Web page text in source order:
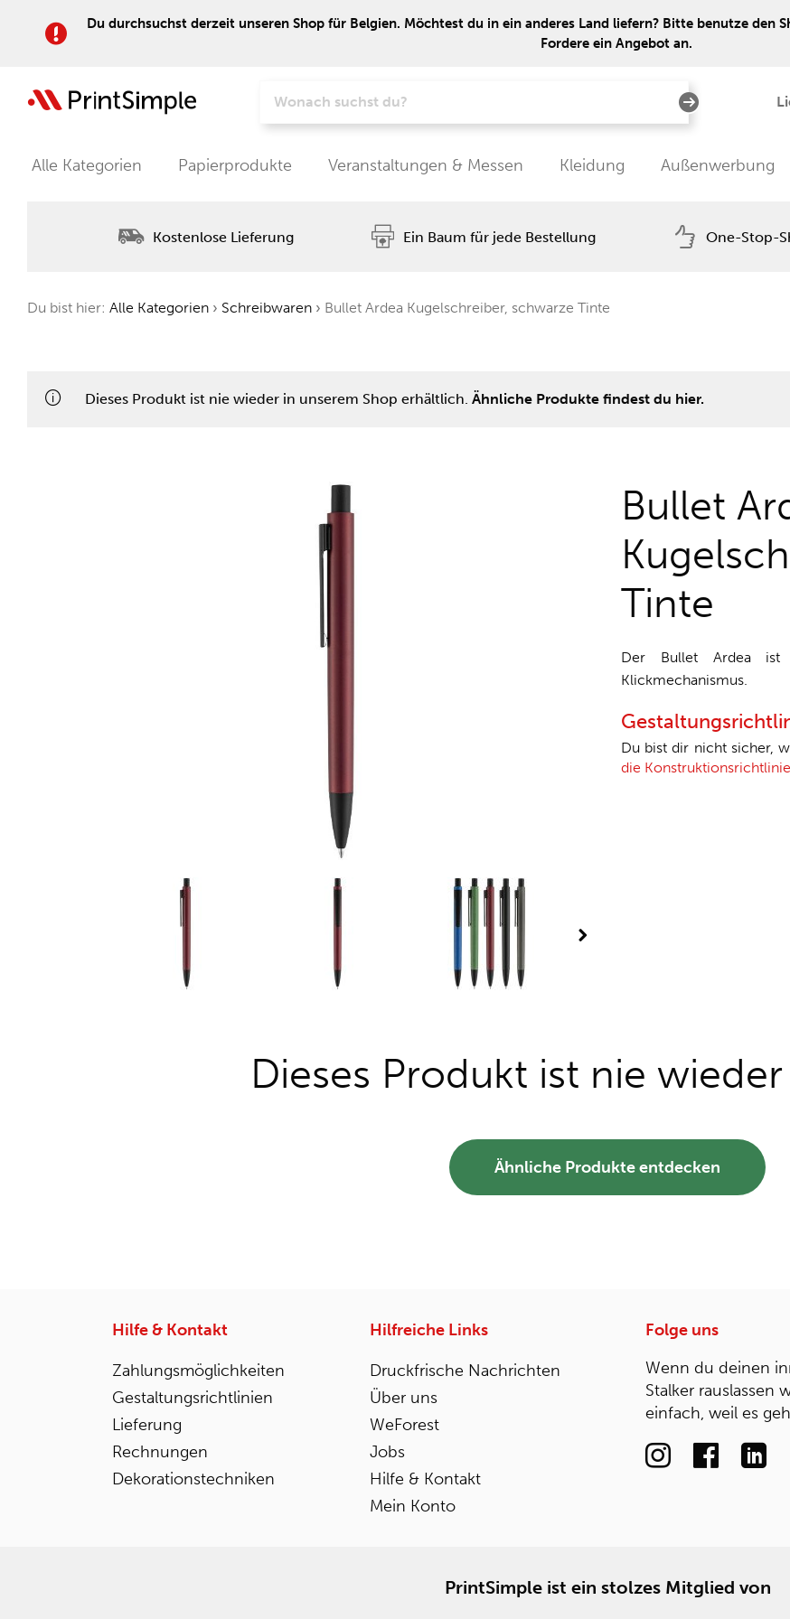
Du durchsuchst derzeit unseren Shop für Belgien. Möchtest du in ein anderes Land liefern? Bitte benutze den
Fordere ein Angebot an.
Alle Kategorien Papierprodukte Veranstaltungen & Messen Kleidung Außenwerbung
Kostenlose Lieferung Ein Baum für jede Bestellung One-Stop-
Du bist hier: Alle Kategorien › Schreibwaren › Bullet Ardea Kugelschreiber, schwarze Tinte
Dieses Produkt ist nie wieder in unserem Shop erhältlich. Ähnliche Produkte findest du hier.
Bullet
Tinte
Der Bullet Ardea ist
Klickmechanismus.
Du bist dir nicht sicher,
die
Dieses Produkt ist nie
Ähnliche Produkte entdecken
Hilfe & Kontakt
Zahlungsmöglichkeiten
Gestaltungsrichtlinien
Lieferung
Rechnungen
Dekorationstechniken
Hilfreiche Links
Druckfrische Nachrichten
Über uns
WeForest
Jobs
Hilfe & Kontakt
Mein Konto
Folge uns
Wenn du deinen
Stalker rauslassen
einfach, weil es
PrintSimple ist ein stolzes Mitglied von